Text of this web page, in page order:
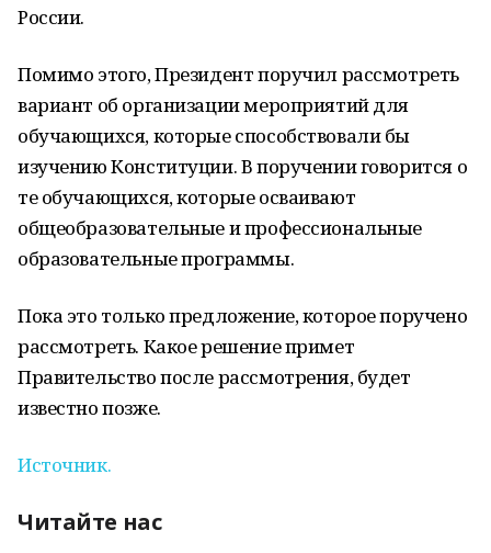
России.
Помимо этого, Президент поручил рассмотреть
вариант об организации мероприятий для
обучающихся, которые способствовали бы
изучению Конституции. В поручении говорится о
те обучающихся, которые осваивают
общеобразовательные и профессиональные
образовательные программы.
Пока это только предложение, которое поручено
рассмотреть. Какое решение примет
Правительство после рассмотрения, будет
известно позже.
Источник.
Читайте нас